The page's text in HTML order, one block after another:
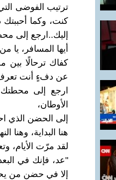
ترتيب الفوضى
كنت، وكما أحببتك
إليك..ارجع إلى
أيها المسافر، يا
كفاك ترحالًا
عن دفءٍ أنت
ارجع إلى
الأوطان،
إلى الحضن الذي
هنا البداية، وهنا
لقد مرّت الأيام،
"عد، فإنك في
إلا في حضن من